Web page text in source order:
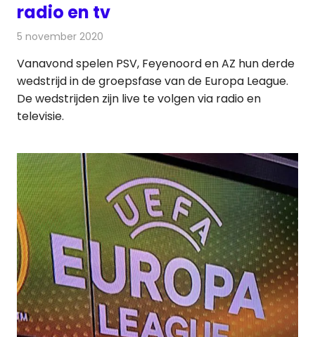
radio en tv
5 november 2020
Vanavond spelen PSV, Feyenoord en AZ hun derde
wedstrijd in de groepsfase van de Europa League.
De wedstrijden zijn live te volgen via radio en
televisie.